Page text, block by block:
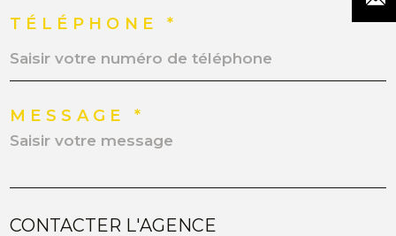
TÉLÉPHONE *
MESSAGE *
CONTACTER L'AGENCE